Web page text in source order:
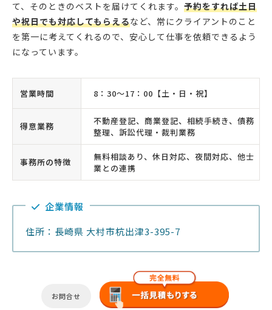
て、そのときのベストを届けてくれます。 予約をすれば土日
や祝日でも対応してもらえるなど、常にクライアントのこと
を第一に考えてくれるので、安心して仕事を依頼できるよう
になっています。
営業時間 8：30〜17：00【土・日・祝】
得意業務
不動産登記、商業登記、相続手続き、債務
整理、訴訟代理・裁判業務
事務所の特徴
無料相談あり、休日対応、夜間対応、他士
業との連携
企業情報
住所：長崎県 大村市杭出津3-395-7
お問合せ